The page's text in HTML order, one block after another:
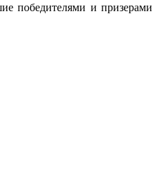
победителями и призерами